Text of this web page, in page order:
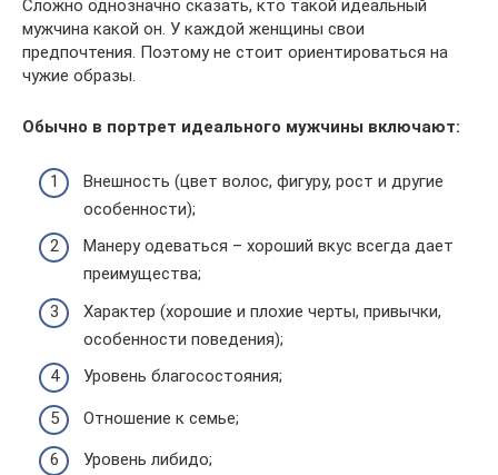
Сложно однозначно сказать, кто такой идеальный
мужчина какой он. У каждой женщины свои
предпочтения. Поэтому не стоит ориентироваться на
чужие образы.
Обычно в портрет идеального мужчины включают:
Внешность (цвет волос, фигуру, рост и другие
особенности);
Манеру одеваться – хороший вкус всегда дает
преимущества;
Характер (хорошие и плохие черты, привычки,
особенности поведения);
Уровень благосостояния;
Отношение к семье;
Уровень либидо;